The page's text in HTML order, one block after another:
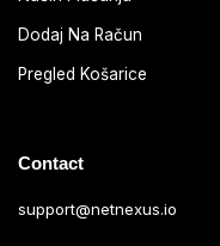
Dodaj Na Račun
Pregled Košarice
Contact
support@netnexus.io